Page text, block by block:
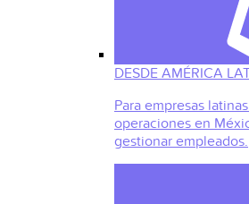
DESDE AMÉRICA
Para empresas
operaciones en
gestionar empleados.